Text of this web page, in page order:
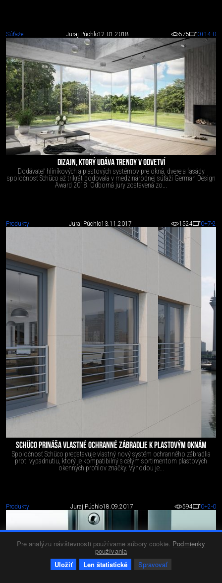
Pre analýzu návštevnosti používame súbory cookie. Podmienky
používania
Uložiť
Len štatistické Spravovať
Súťaže Juraj Púchlo12.01.2018 575 0+14-0
DIZAJN, KTORÝ UDÁVA TRENDY V ODVETVÍ
Dodávateľ hliníkových a plastových systémov pre okná, dvere a fasády
spoločnosť Schüco až trikrát bodovala v medzinárodnej súťaži German Design
Award 2018. Odborná jury zostavená zo...
Produkty Juraj Púchlo13.11.2017 1524 0+7-2
SCHÜCO PRINÁŠA VLASTNÉ OCHRANNÉ ZÁBRADLIE K PLASTOVÝM OKNÁM
Spoločnosť Schüco predstavuje vlastný nový systém ochranného zábradlia
proti vypadnutiu, ktorý je kompatibilný s celým sortimentom plastových
okenných profilov značky. Výhodou je...
Produkty Juraj Púchlo18.09.2017 594 0+2-0